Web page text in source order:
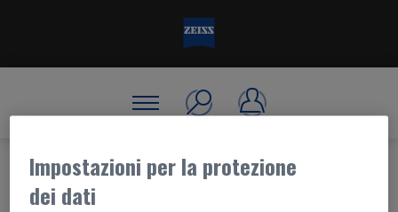
Impostazioni per la protezione
dei dati